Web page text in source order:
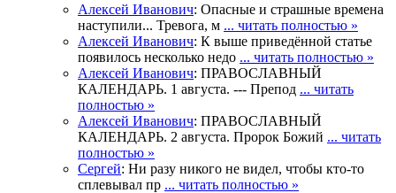
Алексей Иванович: Опасные и страшные времена
наступили... Тревога, м ... читать полностью »
Алексей Иванович: К выше приведённой статье
появилось несколько недо ... читать полностью »
Алексей Иванович: ПРАВОСЛАВНЫЙ
КАЛЕНДАРЬ. 1 августа. --- Препод ... читать
полностью »
Алексей Иванович: ПРАВОСЛАВНЫЙ
КАЛЕНДАРЬ. 2 августа. Пророк Божий ... читать
полностью »
Сергей: Ни разу никого не видел, чтобы кто-то
сплевывал пр ... читать полностью »